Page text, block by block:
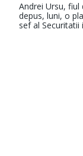
Andrei Ursu,
depus, luni, o
sef al Securitatii